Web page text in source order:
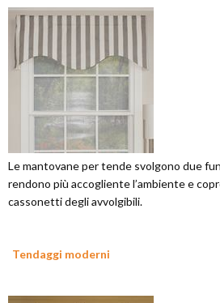
Le mantovane per tende svolgono due
rendono più accogliente l’ambiente e
cassonetti degli avvolgibili.
Tendaggi moderni